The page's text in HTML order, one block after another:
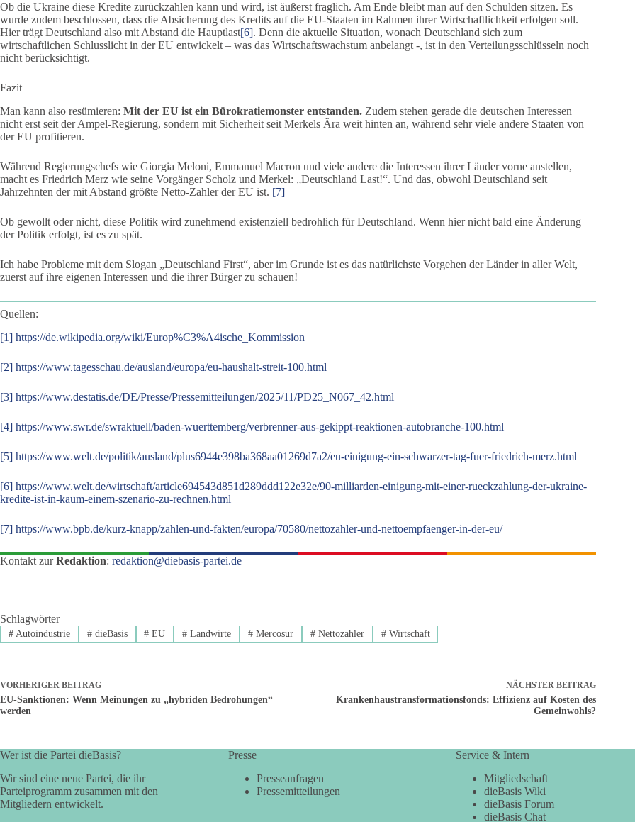
Ob die Ukraine diese Kredite zurückzahlen kann und wird, ist äußerst fraglich. Am Ende bleibt man auf den Schulden sitzen. Es
wurde zudem beschlossen, dass die Absicherung des Kredits auf die EU-Staaten im Rahmen ihrer Wirtschaftlichkeit erfolgen soll.
Hier trägt Deutschland also mit Abstand die Hauptlast[6]. Denn die aktuelle Situation, wonach Deutschland sich zum
wirtschaftlichen Schlusslicht in der EU entwickelt – was das Wirtschaftswachstum anbelangt -, ist in den Verteilungsschlüsseln noch
nicht berücksichtigt.
Fazit
Man kann also resümieren: Mit der EU ist ein Bürokratiemonster entstanden. Zudem stehen gerade die deutschen Interessen
nicht erst seit der Ampel-Regierung, sondern mit Sicherheit seit Merkels Ära weit hinten an, während sehr viele andere Staaten von
der EU profitieren.
Während Regierungschefs wie Giorgia Meloni, Emmanuel Macron und viele andere die Interessen ihrer Länder vorne anstellen,
macht es Friedrich Merz wie seine Vorgänger Scholz und Merkel: „Deutschland Last!“. Und das, obwohl Deutschland seit
Jahrzehnten der mit Abstand größte Netto-Zahler der EU ist. [7]
Ob gewollt oder nicht, diese Politik wird zunehmend existenziell bedrohlich für Deutschland. Wenn hier nicht bald eine Änderung
der Politik erfolgt, ist es zu spät.
Ich habe Probleme mit dem Slogan „Deutschland First“, aber im Grunde ist es das natürlichste Vorgehen der Länder in aller Welt,
zuerst auf ihre eigenen Interessen und die ihrer Bürger zu schauen!
Quellen:
[1] https://de.wikipedia.org/wiki/Europ%C3%A4ische_Kommission
[2] https://www.tagesschau.de/ausland/europa/eu-haushalt-streit-100.html
[3] https://www.destatis.de/DE/Presse/Pressemitteilungen/2025/11/PD25_N067_42.html
[4] https://www.swr.de/swraktuell/baden-wuerttemberg/verbrenner-aus-gekippt-reaktionen-autobranche-100.html
[5] https://www.welt.de/politik/ausland/plus6944e398ba368aa01269d7a2/eu-einigung-ein-schwarzer-tag-fuer-friedrich-merz.html
[6] https://www.welt.de/wirtschaft/article694543d851d289ddd122e32e/90-milliarden-einigung-mit-einer-rueckzahlung-der-ukraine-
kredite-ist-in-kaum-einem-szenario-zu-rechnen.html
[7] https://www.bpb.de/kurz-knapp/zahlen-und-fakten/europa/70580/nettozahler-und-nettoempfaenger-in-der-eu/
Kontakt zurRedaktion: redaktion@diebasis-partei.de
Schlagwörter
#Autoindustrie #dieBasis # EU # Landwirte # Mercosur #Nettozahler #Wirtschaft
VORHERIGER BEITRAG
EU-Sanktionen: Wenn Meinungen zu „hybriden Bedrohungen“
werden
NÄCHSTER BEITRAG
Krankenhaustransformationsfonds: Effizienz auf Kosten des
Gemeinwohls?
Wer ist die Partei dieBasis?
Wir sind eine neue Partei, die ihr
Parteiprogramm zusammen mit den
Mitgliedern entwickelt.
Presse
Presseanfragen
Pressemitteilungen
Service & Intern
Mitgliedschaft
dieBasis Wiki
dieBasis Forum
dieBasis Chat